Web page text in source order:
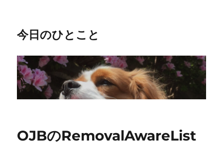
今日のひとこと
OJBのRemovalAwareList